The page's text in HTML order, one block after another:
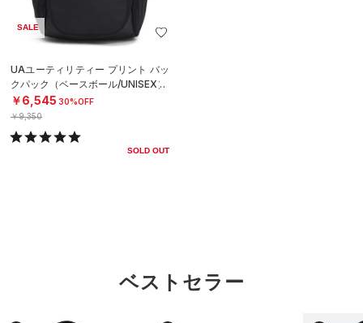
SALE
UAユーティリティー プリント バッ
クパック（ベースボール/UNISEX）
￥6,545 30%OFF
￥9,350
SOLD OUT
ベストセラー